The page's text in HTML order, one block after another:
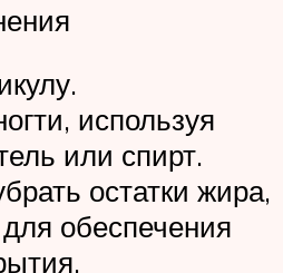
используя
или спирт.
остатки жира,
обеспечения